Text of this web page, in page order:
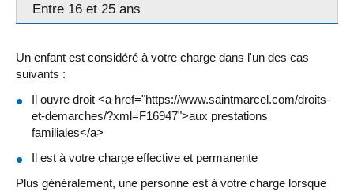
Entre 16 et 25 ans
Un enfant est considéré à votre charge dans l'un des cas
suivants :
Il ouvre droit <a href="https://www.saintmarcel.com/droits-
et-demarches/?xml=F16947">aux prestations
familiales</a>
Il est à votre charge effective et permanente
Plus généralement, une personne est à votre charge lorsque